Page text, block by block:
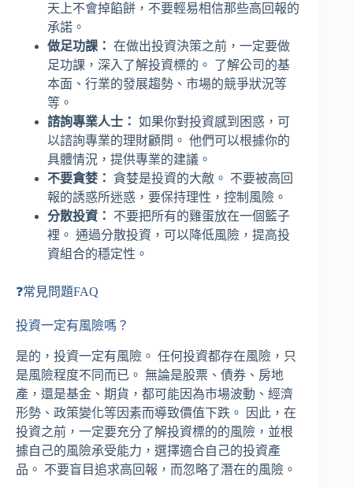
天上不會掉餡餅，不要輕易相信那些高回報的
承諾。
做足功課： 在做出投資決策之前，一定要做
足功課，深入了解投資標的。 了解公司的基
本面、行業的發展趨勢、市場的競爭狀況等
等。
諮詢專業人士： 如果你對投資感到困惑，可
以諮詢專業的理財顧問。 他們可以根據你的
具體情況，提供專業的建議。
不要貪婪： 貪婪是投資的大敵。 不要被高回
報的誘惑所迷惑，要保持理性，控制風險。
分散投資：
不要把所有的雞蛋放在一個籃子
裡。 通過分散投資，可以降低風險，提高投
資組合的穩定性。
❓常見問題FAQ
投資一定有風險嗎？
是的，投資一定有風險。 任何投資都存在風險，只
是風險程度不同而已。 無論是股票、債券、房地
產，還是基金、期貨，都可能因為市場波動、經濟
形勢、政策變化等因素而導致價值下跌。 因此，在
投資之前，一定要充分了解投資標的的風險，並根
據自己的風險承受能力，選擇適合自己的投資產
品。 不要盲目追求高回報，而忽略了潛在的風險。